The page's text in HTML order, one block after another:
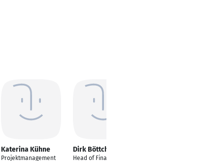
Katerina Kühne
Projektmanagement
Dirk Böttcher
Head of Finance and